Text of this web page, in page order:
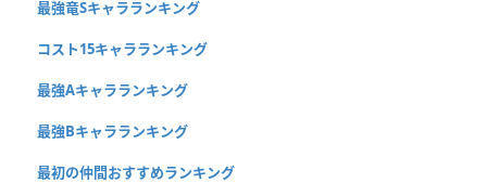
最強竜Sキャラランキング
コスト15キャラランキング
最強Aキャラランキング
最強Bキャラランキング
最初の仲間おすすめランキング